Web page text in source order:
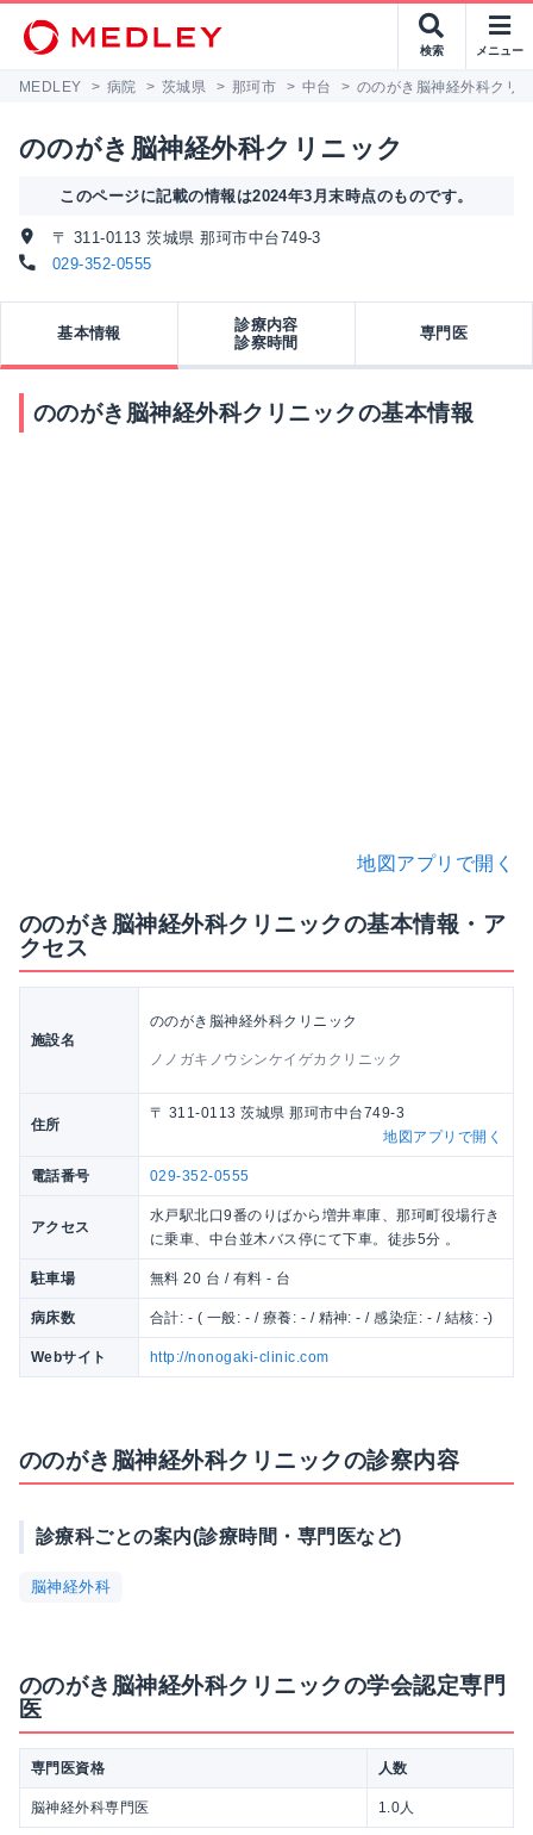
検索 メニュー
MEDLEY > 病院 > 茨城県 > 那珂市 > 中台 > ののがき脳神経外科クリ
ののがき脳神経外科クリニック
このページに記載の情報は2024年3月末時点のものです。
〒 311-0113 茨城県 那珂市中台749-3
029-352-0555
基本情報
診療内容
診察時間
専門医
ののがき脳神経外科クリニックの基本情報
地図アプリで開く
ののがき脳神経外科クリニックの基本情報・ア
クセス
施設名
ののがき脳神経外科クリニック
ノノガキノウシンケイゲカクリニック
住所
〒 311-0113 茨城県 那珂市中台749-3
地図アプリで開く
電話番号 029-352-0555
アクセス
水戸駅北口9番のりばから増井車庫、那珂町役場行き
に乗車、中台並木バス停にて下車。徒歩5分 。
駐車場 無料 20 台 / 有料 - 台
病床数 合計: - ( 一般: - / 療養: - / 精神: - / 感染症: - / 結核: -)
Webサイト http://nonogaki-clinic.com
ののがき脳神経外科クリニックの診察内容
診療科ごとの案内(診療時間・専門医など)
脳神経外科
ののがき脳神経外科クリニックの学会認定専門
医
専門医資格 人数
脳神経外科専門医 1.0人